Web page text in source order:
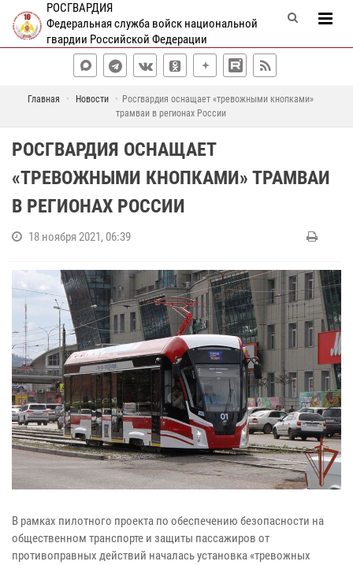
РОСГВАРДИЯ
Федеральная служба войск национальной
гвардии Российской Федерации
Главная Новости
Росгвардия оснащает «тревожными кнопками»
трамваи в регионах России
РОСГВАРДИЯ ОСНАЩАЕТ
«ТРЕВОЖНЫМИ КНОПКАМИ» ТРАМВАИ
В РЕГИОНАХ РОССИИ
18 ноября 2021, 06:39
В рамках пилотного проекта по обеспечению безопасности на
общественном транспорте и защиты пассажиров от
противоправных действий началась установка «тревожных